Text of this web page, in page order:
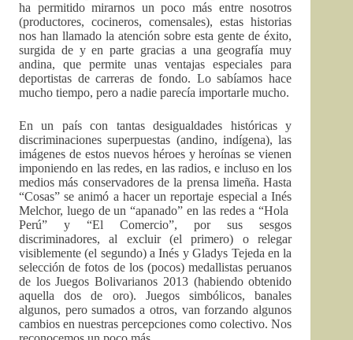
ha permitido mirarnos un poco más entre nosotros
(productores, cocineros, comensales), estas historias
nos han llamado la atención sobre esta gente de éxito,
surgida de y en parte gracias a una geografía muy
andina, que permite unas ventajas especiales para
deportistas de carreras de fondo. Lo sabíamos hace
mucho tiempo, pero a nadie parecía importarle mucho.
En un país con tantas desigualdades históricas y
discriminaciones superpuestas (andino, indígena), las
imágenes de estos nuevos héroes y heroínas se vienen
imponiendo en las redes, en las radios, e incluso en los
medios más conservadores de la prensa limeña. Hasta
“Cosas” se animó a hacer un reportaje especial a Inés
Melchor, luego de un “apanado” en las redes a “Hola
Perú” y “El Comercio”, por sus sesgos
discriminadores, al excluir (el primero) o relegar
visiblemente (el segundo) a Inés y Gladys Tejeda en la
selección de fotos de los (pocos) medallistas peruanos
de los Juegos Bolivarianos 2013 (habiendo obtenido
aquella dos de oro). Juegos simbólicos, banales
algunos, pero sumados a otros, van forzando algunos
cambios en nuestras percepciones como colectivo. Nos